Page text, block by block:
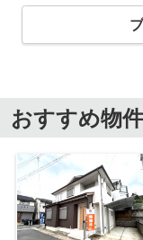
おすすめ物件